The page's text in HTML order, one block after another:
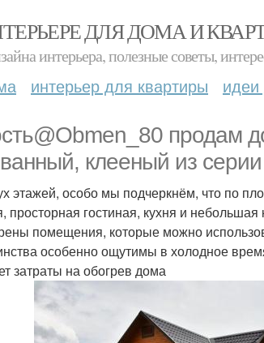
ДЛЯ ДОМА И
интерьера, полезные советы,
интерьер для квартиры идеи
продам
клееный из
этажей, особо мы подчеркнём, что по
просторная гостиная, кухня и
помещения, которые можно
особенно ощутимы в холодное
затраты на обогрев дома